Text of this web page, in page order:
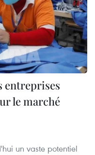
entreprises
le marché
un vaste potentiel